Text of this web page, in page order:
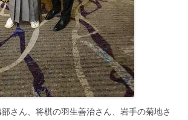
さん、将棋の羽生善治さん、岩手の菊地さ